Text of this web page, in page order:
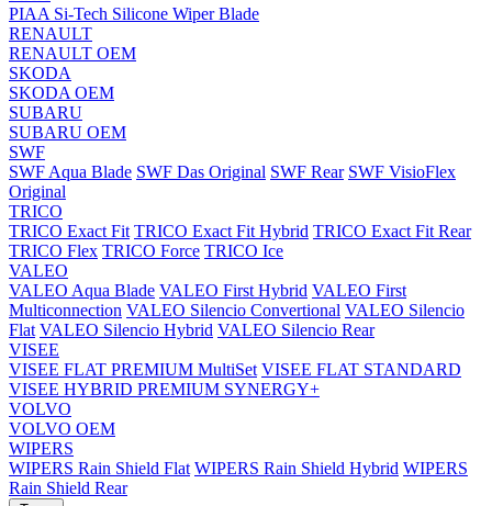
PIAA Si-Tech Silicone Wiper Blade
RENAULT
RENAULT OEM
SKODA
SKODA OEM
SUBARU
SUBARU OEM
SWF
SWF Aqua Blade SWF Das Original SWF Rear SWF VisioFlex
Original
TRICO
TRICO Exact Fit TRICO Exact Fit Hybrid TRICO Exact Fit Rear
TRICO Flex TRICO Force TRICO Ice
VALEO
VALEO Aqua Blade VALEO First Hybrid VALEO First
Multiconnection VALEO Silencio Convertional VALEO Silencio
Flat VALEO Silencio Hybrid VALEO Silencio Rear
VISEE
VISEE FLAT PREMIUM MultiSet VISEE FLAT STANDARD
VISEE HYBRID PREMIUM SYNERGY+
VOLVO
VOLVO OEM
WIPERS
WIPERS Rain Shield Flat WIPERS Rain Shield Hybrid WIPERS
Rain Shield Rear